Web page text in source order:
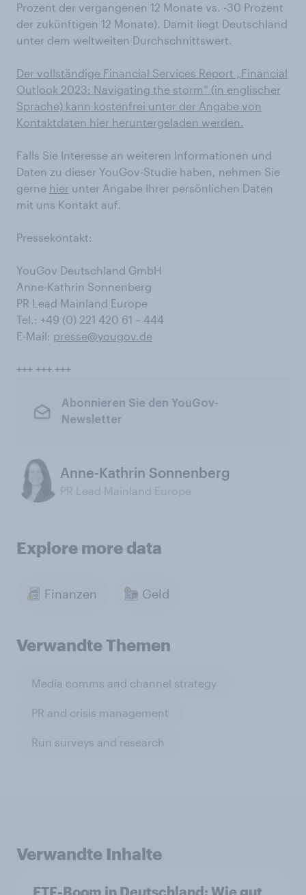
Prozent der vergangenen 12 Monate vs. -30 Prozent
der zukünftigen 12 Monate). Damit liegt Deutschland
unter dem weltweiten Durchschnittswert.
Der vollständige Financial Services Report „Financial
Outlook 2023: Navigating the storm“ (in englischer
Sprache) kann kostenfrei unter der Angabe von
Kontaktdaten hier heruntergeladen werden.
Falls Sie Interesse an weiteren Informationen und
Daten zu dieser YouGov-Studie haben, nehmen Sie
gerne hier unter Angabe Ihrer persönlichen Daten
mit uns Kontakt auf.
Pressekontakt:
YouGov Deutschland GmbH
Anne-Kathrin Sonnenberg
PR Lead Mainland Europe
Tel.: +49 (0) 221 420 61 – 444
E-Mail: presse@yougov.de
+++ +++ +++
Abonnieren Sie den YouGov-
Newsletter
Anne-Kathrin Sonnenberg
PR Lead Mainland Europe
Explore more data
Finanzen Geld
Verwandte Themen
Media comms and channel strategy
PR and crisis management
Run surveys and research
Verwandte Inhalte
ETF-Boom in Deutschland: Wie gut